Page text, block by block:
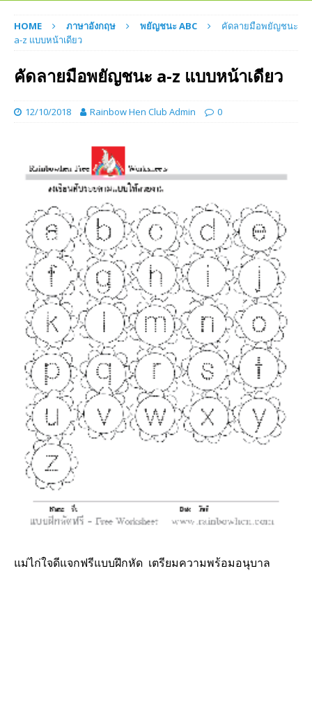
HOME ภาษาอังกฤษ พยัญชนะ ABC
คัดลายมือพยัญชนะ
a-z แบบหน้าเดียว
คัดลายมือพยัญชนะ a-z แบบหน้าเดียว
12/10/2018 Rainbow Hen Club Admin 0
แม่ไก่ใจดีแจกฟรีแบบฝึกหัด เตรียมความพร้อมอนุบาล